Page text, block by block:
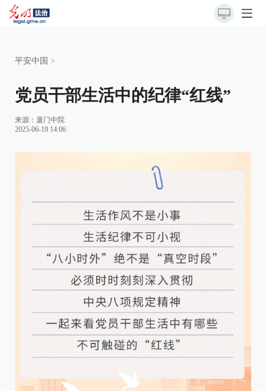
平安中国 >
党员干部生活中的纪律“红线”
来源： 厦门中院
2025-06-19 14:06